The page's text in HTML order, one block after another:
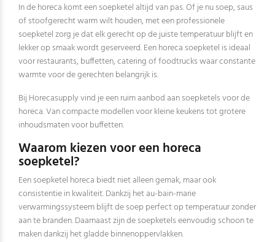
In de horeca komt een soepketel altijd van pas. Of je nu soep, saus
of stoofgerecht warm wilt houden, met een professionele
soepketel zorg je dat elk gerecht op de juiste temperatuur blijft en
lekker op smaak wordt geserveerd. Een horeca soepketel is ideaal
voor restaurants, buffetten, catering of foodtrucks waar constante
warmte voor de gerechten belangrijk is.
Bij Horecasupply vind je een ruim aanbod aan soepketels voor de
horeca. Van compacte modellen voor kleine keukens tot grotere
inhoudsmaten voor buffetten.
Waarom kiezen voor een horeca
soepketel?
Een soepketel horeca biedt niet alleen gemak, maar ook
consistentie in kwaliteit. Dankzij het au-bain-marie
verwarmingssysteem blijft de soep perfect op temperatuur zonder
aan te branden. Daarnaast zijn de soepketels eenvoudig schoon te
maken dankzij het gladde binnenoppervlakken.